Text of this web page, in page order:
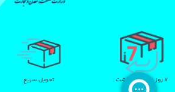
۷ روز ضمانت بازگشت تحویل سریع